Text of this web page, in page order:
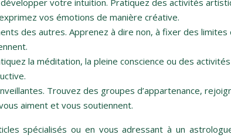
votre intuition. Pratiquez des activités
vos émotions de manière créative.
des autres. Apprenez à dire non, à fixer des
la méditation, la pleine conscience ou des
Trouvez des groupes d’appartenance,
aiment et vous soutiennent.
spécialisés ou en vous adressant à un